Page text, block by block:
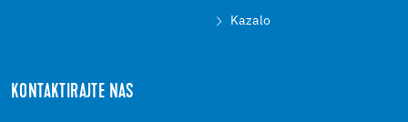
Kazalo
KONTAKTIRAJTE NAS